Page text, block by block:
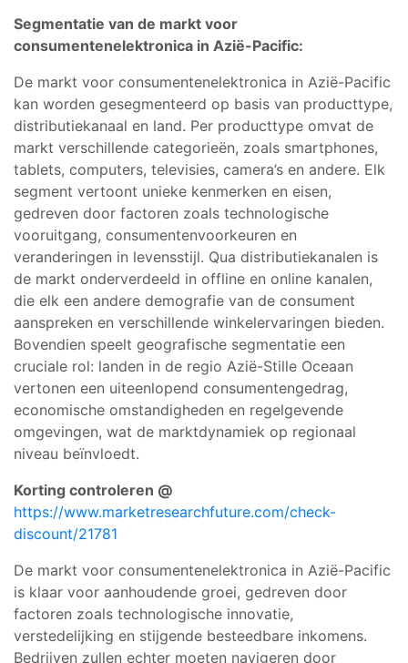
Segmentatie van de markt voor
consumentenelektronica in Azië-Pacific:
De markt voor consumentenelektronica in Azië-Pacific
kan worden gesegmenteerd op basis van producttype,
distributiekanaal en land. Per producttype omvat de
markt verschillende categorieën, zoals smartphones,
tablets, computers, televisies, camera’s en andere. Elk
segment vertoont unieke kenmerken en eisen,
gedreven door factoren zoals technologische
vooruitgang, consumentenvoorkeuren en
veranderingen in levensstijl. Qua distributiekanalen is
de markt onderverdeeld in offline en online kanalen,
die elk een andere demografie van de consument
aanspreken en verschillende winkelervaringen bieden.
Bovendien speelt geografische segmentatie een
cruciale rol: landen in de regio Azië-Stille Oceaan
vertonen een uiteenlopend consumentengedrag,
economische omstandigheden en regelgevende
omgevingen, wat de marktdynamiek op regionaal
niveau beïnvloedt.
Korting controleren @
https://www.marketresearchfuture.com/check-
discount/21781
De markt voor consumentenelektronica in Azië-Pacific
is klaar voor aanhoudende groei, gedreven door
factoren zoals technologische innovatie,
verstedelijking en stijgende besteedbare inkomens.
Bedrijven zullen echter moeten navigeren door